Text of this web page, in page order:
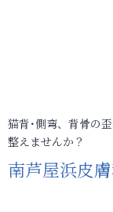
猫背･側弯、背骨の
整えませんか？
南芦屋浜皮